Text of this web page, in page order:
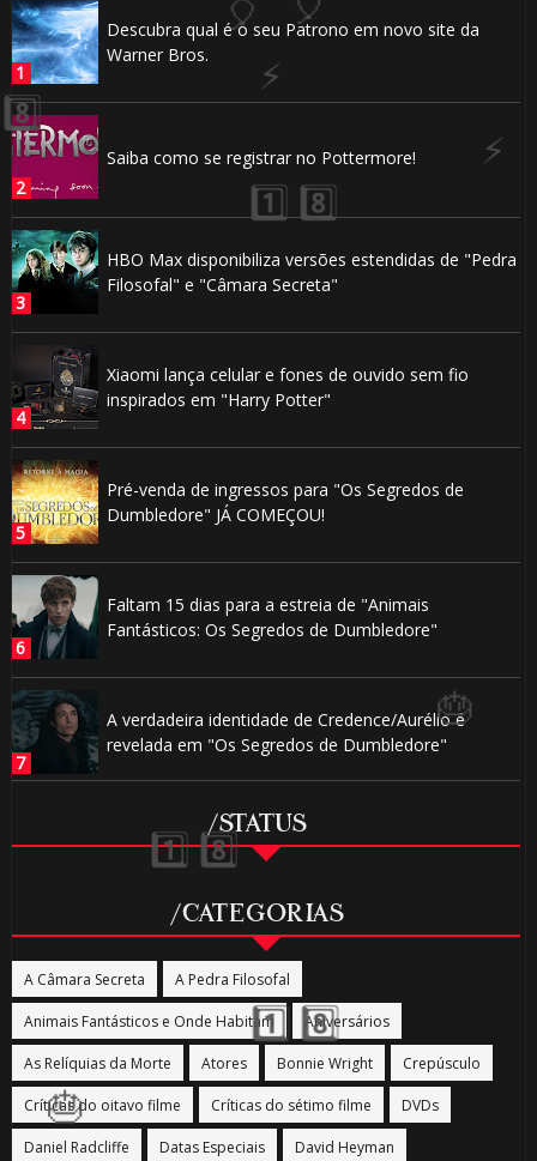
Descubra qual é o seu Patrono em novo site da
Warner Bros.
Saiba como se registrar no Pottermore!
HBO Max disponibiliza versões estendidas de "Pedra
Filosofal" e "Câmara Secreta"
Xiaomi lança celular e fones de ouvido sem fio
inspirados em "Harry Potter"
Pré-venda de ingressos para "Os Segredos de
Dumbledore" JÁ COMEÇOU!
Faltam 15 dias para a estreia de "Animais
Fantásticos: Os Segredos de Dumbledore"
A verdadeira identidade de Credence/Aurélio é
revelada em "Os Segredos de Dumbledore"
/STATUS
/CATEGORIAS
A Câmara Secreta A Pedra Filosofal
Animais Fantásticos e Onde Habitam Aniversários
As Relíquias da Morte Atores Bonnie Wright Crepúsculo
Críticas do oitavo filme Críticas do sétimo filme DVDs
Daniel Radcliffe Datas Especiais David Heyman
🎈
1️⃣ 8️⃣
🎈